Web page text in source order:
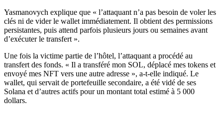
Yasmanovych explique que « l’attaquant n’a pas besoin de voler les
clés ni de vider le wallet immédiatement. Il obtient des permissions
persistantes, puis attend parfois plusieurs jours ou semaines avant
d’exécuter le transfert ».
Une fois la victime partie de l’hôtel, l’attaquant a procédé au
transfert des fonds. « Il a transféré mon SOL, déplacé mes tokens et
envoyé mes NFT vers une autre adresse », a-t-elle indiqué. Le
wallet, qui servait de portefeuille secondaire, a été vidé de ses
Solana et d’autres actifs pour un montant total estimé à 5 000
dollars.